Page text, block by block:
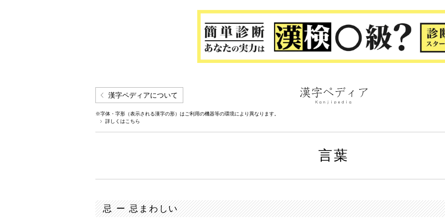
漢字ペディアについて
※字体・字形（表示される漢字の形）はご利用の機器等の環境により異なります。
詳しくはこちら
言葉
忌 ー 忌まわしい